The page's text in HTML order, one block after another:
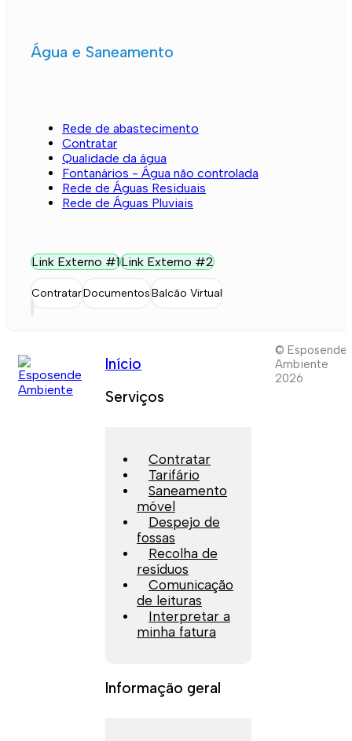
Água e Saneamento
Rede de abastecimento
Contratar
Qualidade da água
Fontanários - Água não controlada
Rede de Águas Residuais
Rede de Águas Pluviais
Link Externo #1Link Externo #2
ContratarDocumentosBalcão Virtual
Início
Serviços
Contratar
Tarifário
Saneamento
móvel
Despejo de
fossas
Recolha de
resíduos
Comunicação
de leituras
Interpretar a
minha fatura
Informação geral
© Esposende
Ambiente
2026